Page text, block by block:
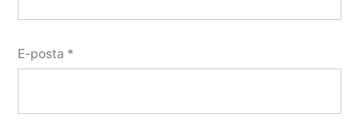
E-posta *